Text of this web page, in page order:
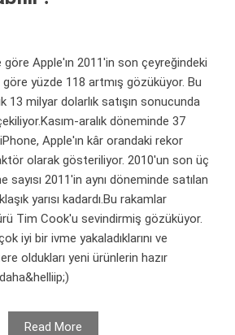
Apple'ın 2011'in son çeyreğindeki
göre yüzde 118 artmış gözüküyor. Bu
13 milyar dolarlık satışın sonucunda
aralık döneminde 37
Apple'ın kâr orandaki rekor
olarak gösteriliyor. 2010'un son üç
sayısı 2011'in aynı döneminde satılan
yarısı kadardı.Bu rakamlar
Tim Cook'u sevindirmiş gözüküyor.
iyi bir ivme yakaladıklarını ve
oldukları yeni ürünlerin hazır
Read More